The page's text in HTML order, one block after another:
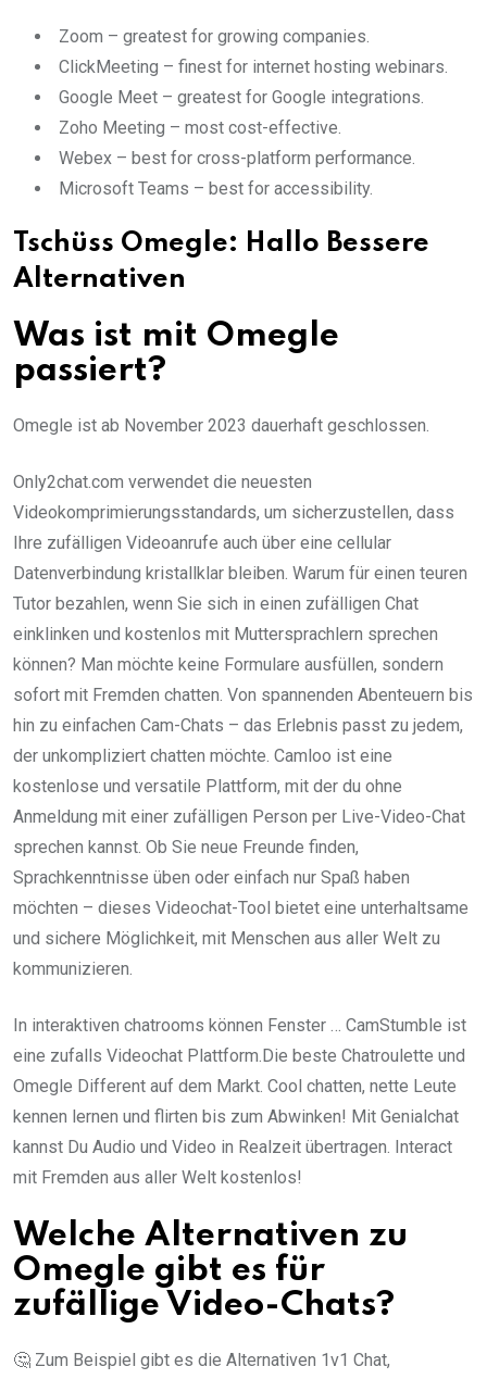
Zoom – greatest for growing companies.
ClickMeeting – finest for internet hosting webinars.
Google Meet – greatest for Google integrations.
Zoho Meeting – most cost-effective.
Webex – best for cross-platform performance.
Microsoft Teams – best for accessibility.
Tschüss Omegle: Hallo Bessere
Alternativen
Was ist mit Omegle
passiert?
Omegle ist ab November 2023 dauerhaft geschlossen.
Only2chat.com verwendet die neuesten
Videokomprimierungsstandards, um sicherzustellen, dass
Ihre zufälligen Videoanrufe auch über eine cellular
Datenverbindung kristallklar bleiben. Warum für einen teuren
Tutor bezahlen, wenn Sie sich in einen zufälligen Chat
einklinken und kostenlos mit Muttersprachlern sprechen
können? Man möchte keine Formulare ausfüllen, sondern
sofort mit Fremden chatten. Von spannenden Abenteuern bis
hin zu einfachen Cam-Chats – das Erlebnis passt zu jedem,
der unkompliziert chatten möchte. Camloo ist eine
kostenlose und versatile Plattform, mit der du ohne
Anmeldung mit einer zufälligen Person per Live-Video-Chat
sprechen kannst. Ob Sie neue Freunde finden,
Sprachkenntnisse üben oder einfach nur Spaß haben
möchten – dieses Videochat-Tool bietet eine unterhaltsame
und sichere Möglichkeit, mit Menschen aus aller Welt zu
kommunizieren.
In interaktiven chatrooms können Fenster … CamStumble ist
eine zufalls Videochat Plattform.Die beste Chatroulette und
Omegle Different auf dem Markt. Cool chatten, nette Leute
kennen lernen und flirten bis zum Abwinken! Mit Genialchat
kannst Du Audio und Video in Realzeit übertragen. Interact
mit Fremden aus aller Welt kostenlos!
Welche Alternativen zu
Omegle gibt es für
zufällige Video-Chats?
🤔 Zum Beispiel gibt es die Alternativen 1v1 Chat,